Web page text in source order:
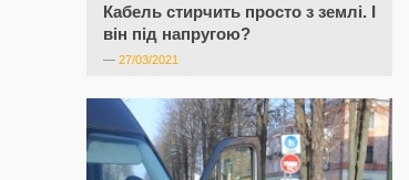
Кабель стирчить просто з землі. І
він під напругою?
— 27/03/2021